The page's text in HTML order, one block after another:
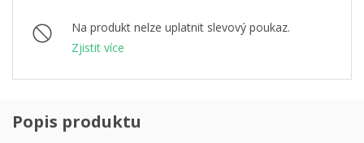
Na produkt nelze uplatnit slevový poukaz.
Zjistit více
Popis produktu